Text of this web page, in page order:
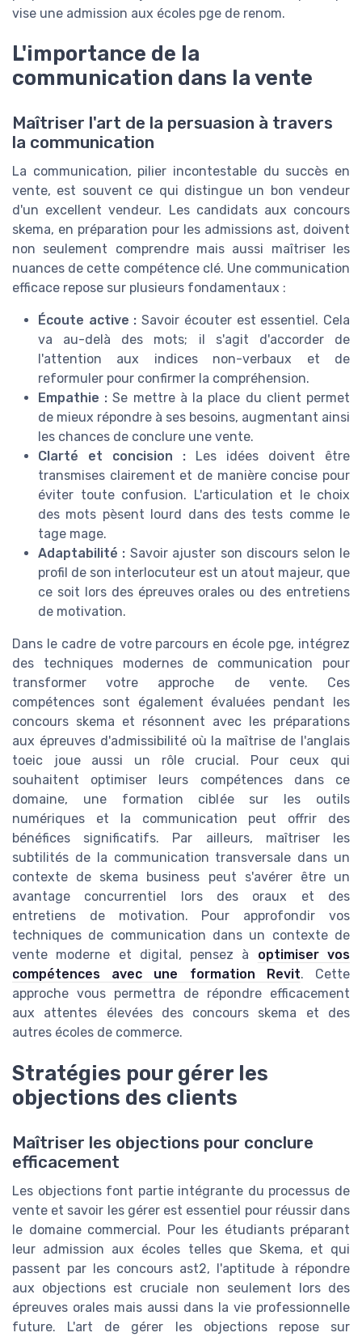
vise une admission aux écoles pge de renom.
L'importance de la
communication dans la vente
Maîtriser l'art de la persuasion à travers
la communication
La communication, pilier incontestable du succès en
vente, est souvent ce qui distingue un bon vendeur
d'un excellent vendeur. Les candidats aux concours
skema, en préparation pour les admissions ast, doivent
non seulement comprendre mais aussi maîtriser les
nuances de cette compétence clé. Une communication
efficace repose sur plusieurs fondamentaux :
Écoute active : Savoir écouter est essentiel. Cela
va au-delà des mots; il s'agit d'accorder de
l'attention aux indices non-verbaux et de
reformuler pour confirmer la compréhension.
Empathie : Se mettre à la place du client permet
de mieux répondre à ses besoins, augmentant ainsi
les chances de conclure une vente.
Clarté et concision : Les idées doivent être
transmises clairement et de manière concise pour
éviter toute confusion. L'articulation et le choix
des mots pèsent lourd dans des tests comme le
tage mage.
Adaptabilité : Savoir ajuster son discours selon le
profil de son interlocuteur est un atout majeur, que
ce soit lors des épreuves orales ou des entretiens
de motivation.
Dans le cadre de votre parcours en école pge, intégrez
des techniques modernes de communication pour
transformer votre approche de vente. Ces
compétences sont également évaluées pendant les
concours skema et résonnent avec les préparations
aux épreuves d'admissibilité où la maîtrise de l'anglais
toeic joue aussi un rôle crucial. Pour ceux qui
souhaitent optimiser leurs compétences dans ce
domaine, une formation ciblée sur les outils
numériques et la communication peut offrir des
bénéfices significatifs. Par ailleurs, maîtriser les
subtilités de la communication transversale dans un
contexte de skema business peut s'avérer être un
avantage concurrentiel lors des oraux et des
entretiens de motivation. Pour approfondir vos
techniques de communication dans un contexte de
vente moderne et digital, pensez à optimiser vos
compétences avec une formation Revit. Cette
approche vous permettra de répondre efficacement
aux attentes élevées des concours skema et des
autres écoles de commerce.
Stratégies pour gérer les
objections des clients
Maîtriser les objections pour conclure
efficacement
Les objections font partie intégrante du processus de
vente et savoir les gérer est essentiel pour réussir dans
le domaine commercial. Pour les étudiants préparant
leur admission aux écoles telles que Skema, et qui
passent par les concours ast2, l'aptitude à répondre
aux objections est cruciale non seulement lors des
épreuves orales mais aussi dans la vie professionnelle
future. L'art de gérer les objections repose sur